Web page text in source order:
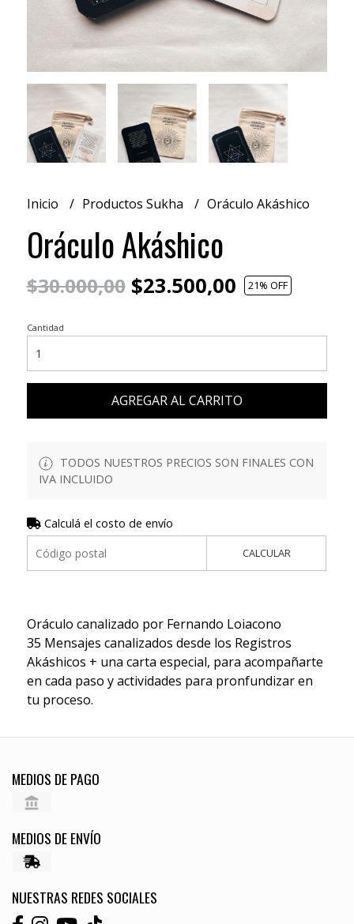
Inicio Productos Sukha Oráculo Akáshico
Oráculo Akáshico
$30.000,00$23.500,00 21% OFF
Cantidad
AGREGAR AL CARRITO
TODOS NUESTROS PRECIOS SON FINALES CON
IVA INCLUIDO
Calculá el costo de envío
CALCULAR
Oráculo canalizado por Fernando Loiacono
35 Mensajes canalizados desde los Registros
Akáshicos + una carta especial, para acompañarte
en cada paso y actividades para pronfundizar en
tu proceso.
MEDIOS DE PAGO
MEDIOS DE ENVÍO
NUESTRAS REDES SOCIALES